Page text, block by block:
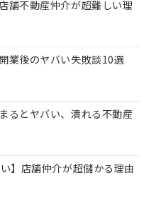
舗不動産仲介が超難しい理
業後のヤバい失敗談10選
るとヤバい、潰れる不動産
】店舗仲介が超儲かる理由